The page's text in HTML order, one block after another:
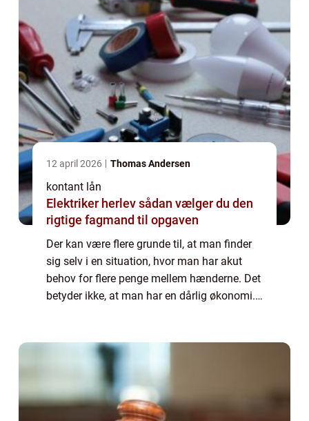
12 april 2026 Thomas Andersen
kontant lån
Elektriker herlev sådan vælger du den
rigtige fagmand til opgaven
Der kan være flere grunde til, at man finder
sig selv i en situation, hvor man har akut
behov for flere penge mellem hænderne. Det
betyder ikke, at man har en dårlig økonomi.